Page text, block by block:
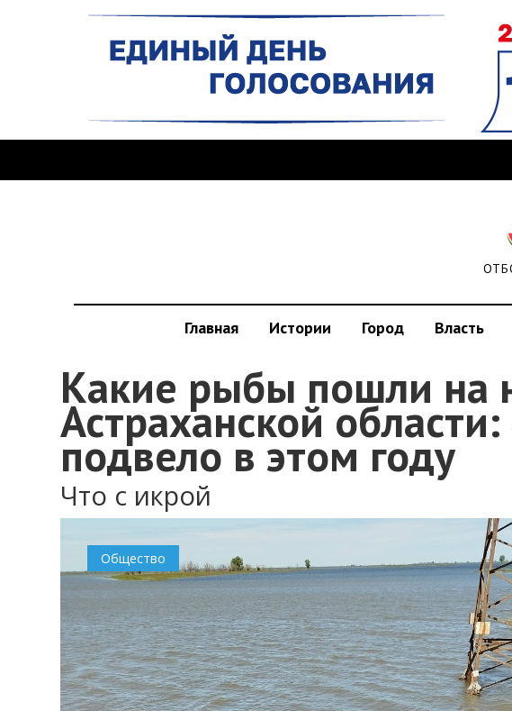
Главная Истории Город Власть
Какие рыбы пошли на
Астраханской
подвело в этом году
Что с икрой
Общество